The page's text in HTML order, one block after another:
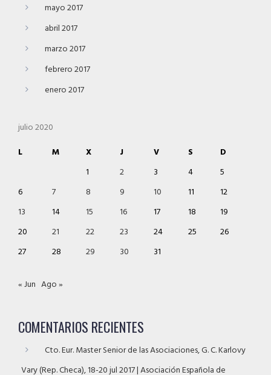
mayo 2017
abril 2017
marzo 2017
febrero 2017
enero 2017
julio 2020
L
M X J V S
D
1
2 3 4
5
6
7 8 9 10 11
12
13
14 15 16 17 18
19
20
21 22 23 24 25
26
27
28 29 30 31
« Jun Ago »
COMENTARIOS RECIENTES
Cto. Eur. Master Senior de las Asociaciones, G. C. Karlovy
Vary (Rep. Checa), 18-20 jul 2017 | Asociación Española de